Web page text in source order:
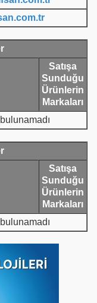
Satışa
Sunduğu
Ürünlerin
Markaları
Satışa
Sunduğu
Ürünlerin
Markaları